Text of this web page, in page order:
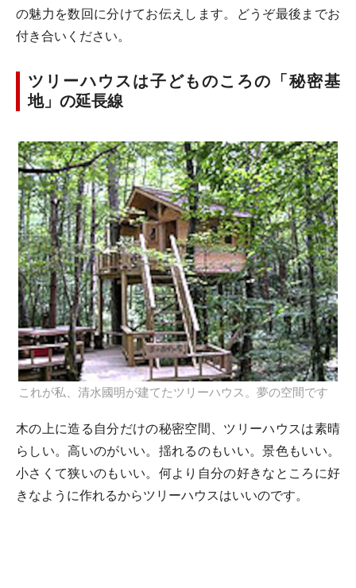
の魅力を数回に分けてお伝えします。どうぞ最後までお
付き合いください。
ツリーハウスは子どものころの「秘密基
地」の延長線
これが私、清水國明が建てたツリーハウス。夢の空間です
木の上に造る自分だけの秘密空間、ツリーハウスは素晴
らしい。高いのがいい。揺れるのもいい。景色もいい。
小さくて狭いのもいい。何より自分の好きなところに好
きなように作れるからツリーハウスはいいのです。